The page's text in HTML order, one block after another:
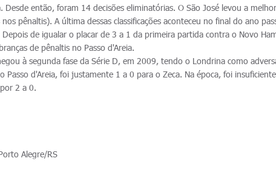
então, foram 14 decisões eliminatórias. O São José levou a
pênaltis). A última dessas classificações aconteceu no final do ano
de igualar o placar de 3 a 1 da primeira partida contra o Novo
de pênaltis no Passo d'Areia.
à segunda fase da Série D, em 2009, tendo o Londrina como
Passo d'Areia, foi justamente 1 a 0 para o Zeca. Na época, foi
2 a 0.
Alegre/RS